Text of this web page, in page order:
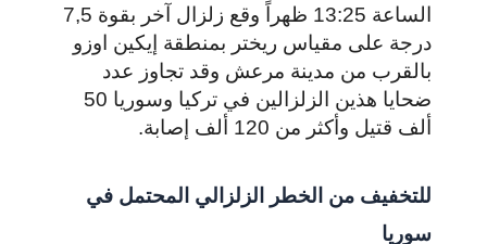
الساعة 13:25 ظهراً وقع زلزال آخر بقوة 7,5
درجة على مقياس ريختر بمنطقة إيكين اوزو
بالقرب من مدينة مرعش وقد تجاوز عدد
ضحايا هذين الزلزالين في تركيا وسوريا 50
ألف قتيل وأكثر من 120 ألف إصابة.
للتخفيف من الخطر الزلزالي المحتمل في
سوريا